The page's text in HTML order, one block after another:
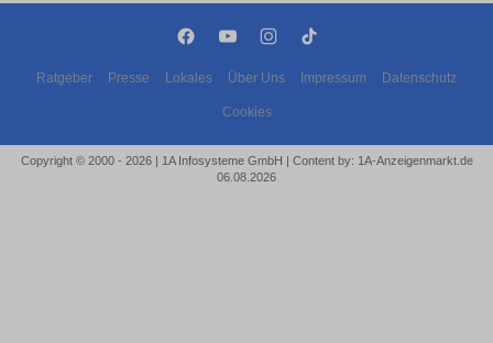
Ratgeber Presse Lokales Über Uns Impressum Datenschutz
Cookies
Copyright © 2000 - 2026 | 1A Infosysteme GmbH | Content by: 1A-Anzeigenmarkt.de
06.08.2026